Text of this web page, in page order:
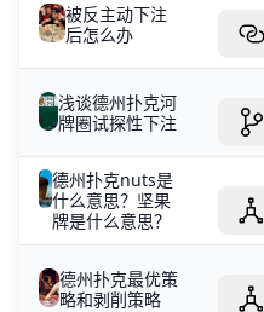
被反主动下注
后怎么办
浅谈德州扑克河
牌圈试探性下注
德州扑克nuts是
什么意思？坚果
牌是什么意思？
德州扑克最优策
略和剥削策略